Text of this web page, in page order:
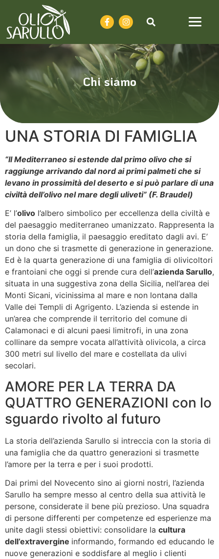
Chi siamo
UNA STORIA DI FAMIGLIA
“Il Mediterraneo si estende dal primo olivo che si
raggiunge arrivando dal nord ai primi palmeti che si
levano in prossimità del deserto e si può parlare di una
civiltà dell’olivo nel mare degli uliveti” (F. Braudel)
E’ l’olivo l’albero simbolico per eccellenza della civiltà e
del paesaggio mediterraneo umanizzato. Rappresenta la
storia della famiglia, il paesaggio ereditato dagli avi. E’
un dono che si trasmette di generazione in generazione.
Ed è la quarta generazione di una famiglia di olivicoltori
e frantoiani che oggi si prende cura dell’azienda Sarullo,
situata in una suggestiva zona della Sicilia, nell’area dei
Monti Sicani, vicinissima al mare e non lontana dalla
Valle dei Templi di Agrigento. L’azienda si estende in
un’area che comprende il territorio del comune di
Calamonaci e di alcuni paesi limitrofi, in una zona
collinare da sempre vocata all’attività olivicola, a circa
300 metri sul livello del mare e costellata da ulivi
secolari.
AMORE PER LA TERRA DA
QUATTRO GENERAZIONI con lo
sguardo rivolto al futuro
La storia dell’azienda Sarullo si intreccia con la storia di
una famiglia che da quattro generazioni si trasmette
l’amore per la terra e per i suoi prodotti.
Dai primi del Novecento sino ai giorni nostri, l’azienda
Sarullo ha sempre messo al centro della sua attività le
persone, considerate il bene più prezioso. Una squadra
di persone differenti per competenze ed esperienze ma
unite dagli stessi obiettivi: consolidare la cultura
dell’extravergine informando, formando ed educando le
nuove generazioni e soddisfare al meglio i clienti